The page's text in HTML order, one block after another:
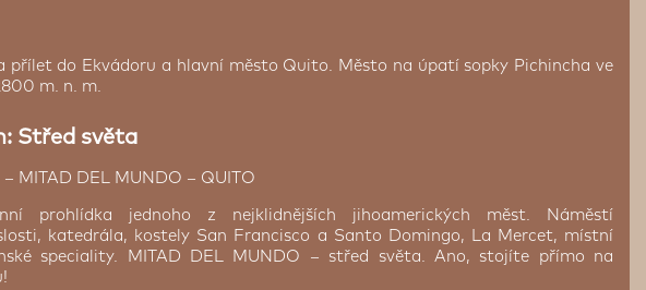
přílet do Ekvádoru a hlavní město Quito. Město na úpatí sopky Pichincha ve
m. n. m.
Střed světa
– MITAD DEL MUNDO – QUITO
prohlídka jednoho z nejklidnějších jihoamerických měst. Náměstí
katedrála, kostely San Francisco a Santo Domingo, La Mercet, místní
speciality. MITAD DEL MUNDO – střed světa. Ano, stojíte přímo na